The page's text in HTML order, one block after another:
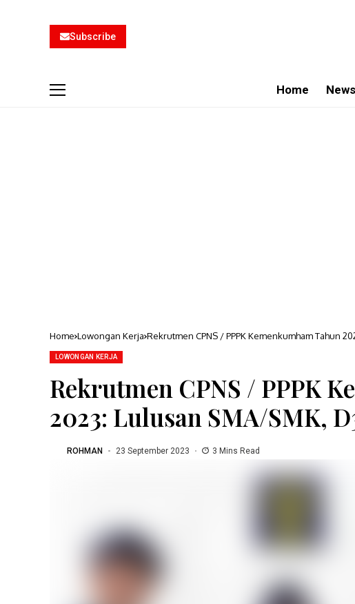
Subscribe
Home News
Home Lowongan Kerja Rekrutmen CPNS / PPPK Kemenkumham Tahun
LOWONGAN KERJA
Rekrutmen CPNS / PPPK
2023: Lulusan SMA/SMK,
ROHMAN 23 September 2023 3 Mins Read